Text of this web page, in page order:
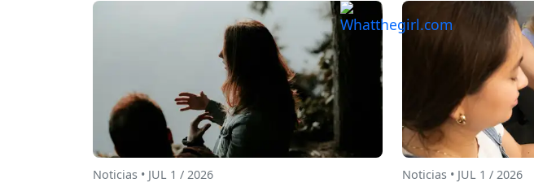
Noticias • JUL 1 / 2026 Noticias • JUL 1 / 2026